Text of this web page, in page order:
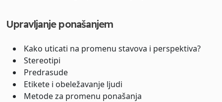
Upravljanje ponašanjem
Kako uticati na promenu stavova i perspektiva?
Stereotipi
Predrasude
Etikete i obeležavanje ljudi
Metode za promenu ponašanja